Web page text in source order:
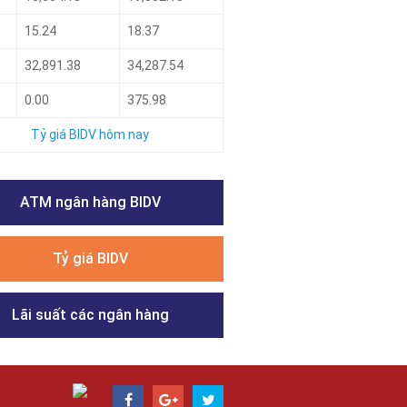
15.24 18.37
32,891.38 34,287.54
0.00 375.98
Tỷ giá BIDV hôm nay
ATM ngân hàng BIDV
Tỷ giá BIDV
Lãi suất các ngân hàng